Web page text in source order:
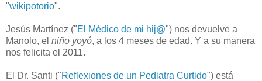
"wikipotorio".
Jesús Martínez ("El Médico de mi hij@") nos devuelve a
Manolo, el niño yoyó, a los 4 meses de edad. Y a su manera
nos felicita el 2011.
El Dr. Santi ("Reflexiones de un Pediatra Curtido") está